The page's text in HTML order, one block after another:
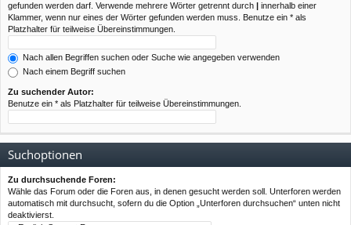
gefunden werden darf. Verwende mehrere Wörter getrennt durch | innerhalb einer
Klammer, wenn nur eines der Wörter gefunden werden muss. Benutze ein * als
Platzhalter für teilweise Übereinstimmungen.
Nach allen Begriffen suchen oder Suche wie angegeben verwenden
Nach einem Begriff suchen
Zu suchender Autor:
Benutze ein * als Platzhalter für teilweise Übereinstimmungen.
Suchoptionen
Zu durchsuchende Foren:
Wähle das Forum oder die Foren aus, in denen gesucht werden soll. Unterforen werden
automatisch mit durchsucht, sofern du die Option „Unterforen durchsuchen“ unten nicht
deaktivierst.